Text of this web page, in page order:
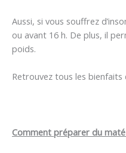
Aussi, si vous souffrez
ou avant 16 h. De plus, il
poids.
Retrouvez tous les bienfaits
Comment préparer du